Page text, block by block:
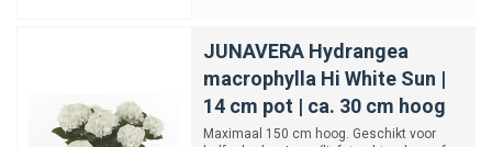
JUNAVERA Hydrangea
macrophylla Hi White Sun |
14 cm pot | ca. 30 cm hoog
Maximaal 150 cm hoog. Geschikt voor